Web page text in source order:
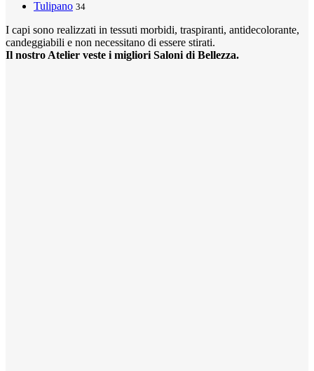
Tulipano 34
I capi sono realizzati in tessuti morbidi, traspiranti, antidecolorante,
candeggiabili e non necessitano di essere stirati.
Il nostro Atelier veste i migliori Saloni di Bellezza.